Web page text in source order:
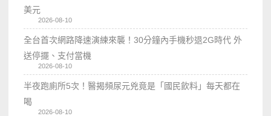
美元
2026-08-10
全台首次網路降速演練來襲！30分鐘內手機秒退2G時代 外
送停擺、支付當機
2026-08-10
半夜跑廁所5次！醫揭頻尿元兇竟是「國民飲料」每天都在
喝
2026-08-10